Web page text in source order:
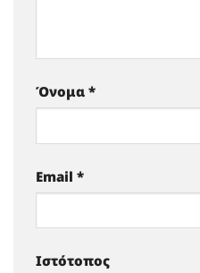
Όνομα *
Email *
Ιστότοπος